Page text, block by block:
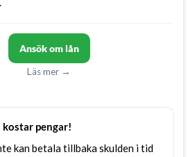
Ansök om lån
Läs mer →
pengar!
kan betala tillbaka skulden i tid